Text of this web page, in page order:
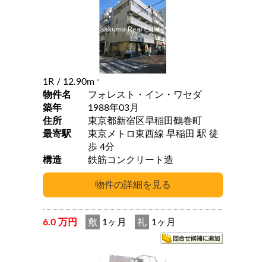
1R / 12.90m 2
物件名
フォレスト・イン・ワセダ
築年
1988年03月
住所
東京都新宿区早稲田鶴巻町
最寄駅
東京メトロ東西線 早稲田 駅 徒
歩 4分
構造
鉄筋コンクリート造
6.0 万円 敷 1ヶ月 礼 1ヶ月